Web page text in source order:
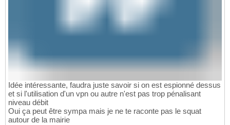
Idée intéressante, faudra juste savoir si on est espionné dessus
et si l'utilisation d'un vpn ou autre n'est pas trop pénalisant
niveau débit
Oui ça peut être sympa mais je ne te raconte pas le squat
autour de la mairie